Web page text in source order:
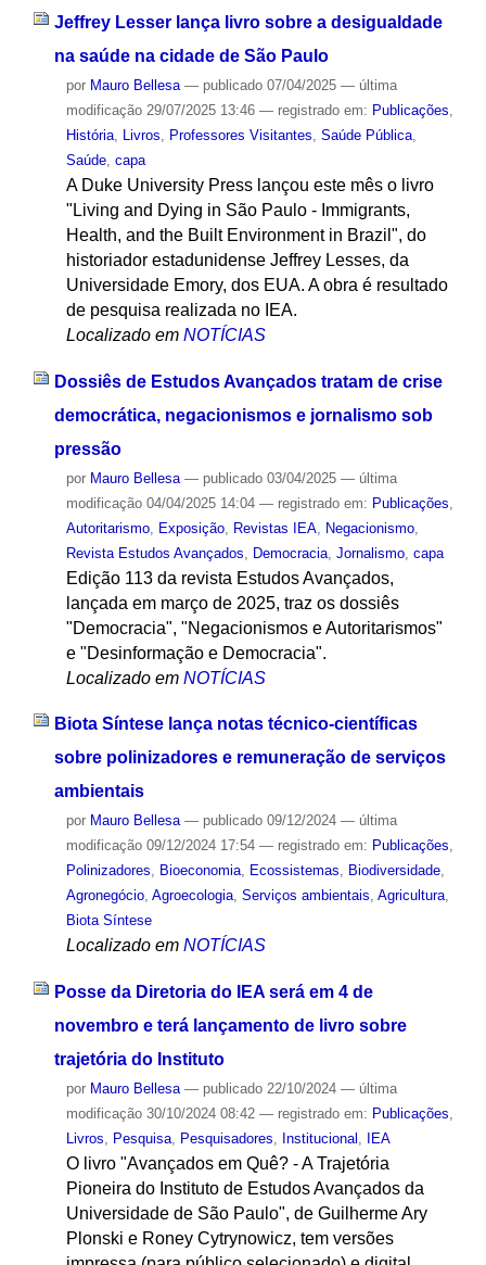
Jeffrey Lesser lança livro sobre a desigualdade
na saúde na cidade de São Paulo
por Mauro Bellesa — publicado07/04/2025 — última
modificação29/07/2025 13:46 — registrado em: Publicações,
História, Livros, Professores Visitantes, Saúde Pública,
Saúde, capa
A Duke University Press lançou este mês o livro
"Living and Dying in São Paulo - Immigrants,
Health, and the Built Environment in Brazil", do
historiador estadunidense Jeffrey Lesses, da
Universidade Emory, dos EUA. A obra é resultado
de pesquisa realizada no IEA.
Localizado em NOTÍCIAS
Dossiês de Estudos Avançados tratam de crise
democrática, negacionismos e jornalismo sob
pressão
por Mauro Bellesa — publicado03/04/2025 — última
modificação04/04/2025 14:04 — registrado em: Publicações
Autoritarismo, Exposição, Revistas IEA, Negacionismo,
Revista Estudos Avançados
Democracia, Jornalismo, capa
Edição 113 da revista Estudos Avançados,
lançada em março de 2025, traz os dossiês
"Democracia", "Negacionismos e Autoritarismos"
e "Desinformação e Democracia".
Localizado em NOTÍCIAS
Biota Síntese lança notas técnico-científicas
sobre polinizadores e remuneração de serviços
ambientais
por Mauro Bellesa — publicado09/12/2024 — última
modificação09/12/2024 17:54 — registrado em: Publicações,
Polinizadores, Bioeconomia, Ecossistemas, Biodiversidade,
Agronegócio, Agroecologia, Serviços ambientais, Agricultura,
Biota Síntese
Localizado em NOTÍCIAS
Posse da Diretoria do IEA será em 4 de
novembro e terá lançamento de livro sobre
trajetória do Instituto
por Mauro Bellesa — publicado22/10/2024 — última
modificação30/10/2024 08:42 — registrado em: Publicações,
Livros, Pesquisa, Pesquisadores, Institucional , IEA
O livro "Avançados em Quê? - A Trajetória
Pioneira do Instituto de Estudos Avançados da
Universidade de São Paulo", de Guilherme Ary
Plonski e Roney Cytrynowicz, tem versões